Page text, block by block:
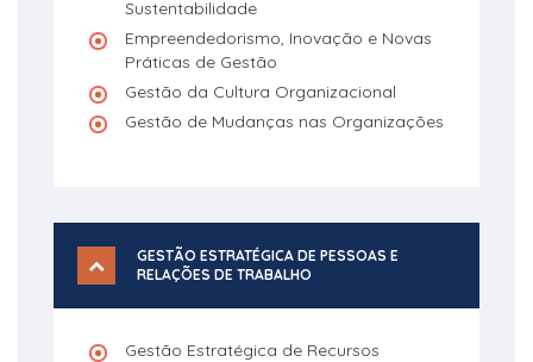
Sustentabilidade
Empreendedorismo, Inovação e Novas
Práticas de Gestão
Gestão da Cultura Organizacional
Gestão de Mudanças nas Organizações
GESTÃO ESTRATÉGICA DE PESSOAS E
RELAÇÕES DE TRABALHO
Gestão Estratégica de Recursos